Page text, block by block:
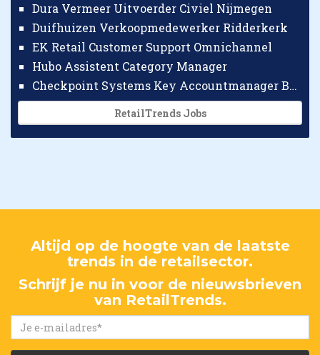
Dura Vermeer Uitvoerder Civiel Nijmegen
Duifhuizen Verkoopmedewerker Ridderkerk
EK Retail Customer Support Omnichannel
Hubo Assistent Category Manager
Checkpoint Systems Key Accountmanager Benelux
RetailTrends Jobs
Altijd op de hoogte van de laatste
trends in de retailsector.
Schrijf je nu in voor de nieuwsbrieven
van RetailTrends.